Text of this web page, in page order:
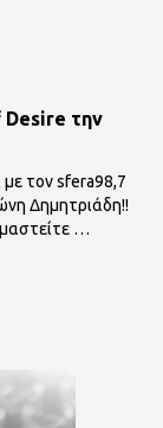
Desire την
τον sfera98,7
Δημητριάδη!!
…